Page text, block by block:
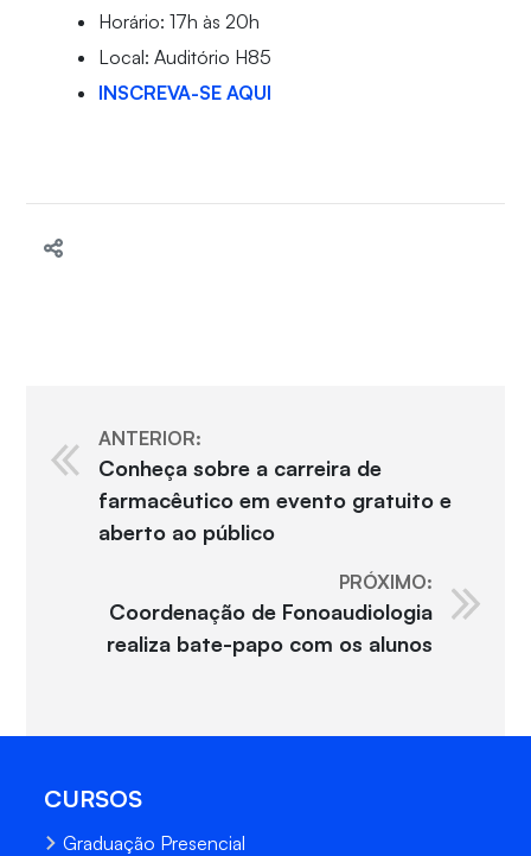
Horário: 17h às 20h
Local: Auditório H85
INSCREVA-SE AQUI
ANTERIOR:
Conheça sobre a carreira de
farmacêutico em evento gratuito e
aberto ao público
PRÓXIMO:
Coordenação de Fonoaudiologia
realiza bate-papo com os alunos
CURSOS
Graduação Presencial